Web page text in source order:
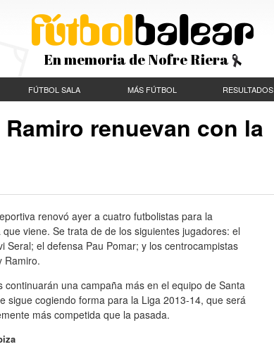
En memoria de Nofre Riera
FÚTBOL SALA MÁS FÚTBOL RESULTADOS
renuevan con la
renovó ayer a cuatro futbolistas para la
viene. Se trata de de los siguientes jugadores: el
Seral; el defensa Pau Pomar; y los centrocampistas
Ramiro.
continuarán una campaña más en el equipo de Santa
sigue cogiendo forma para la Liga 2013-14, que será
más competida que la pasada.